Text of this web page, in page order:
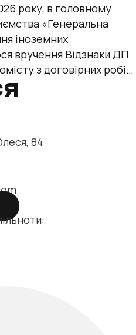
року, в головному
«Генеральна
іноземних
вручення Відзнаки ДП
з договірних робіт
84